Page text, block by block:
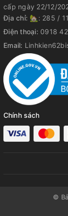
cấp ngày 22/12/
Địa chỉ: 🏡: 285 /
Điện thoại: 0918
Email:
Chính sách
©